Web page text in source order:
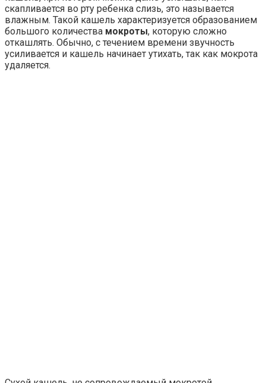
скапливается во рту ребенка слизь, это называется
влажным. Такой кашель характеризуется образованием
большого количества мокроты, которую сложно
откашлять. Обычно, с течением времени звучность
усиливается и кашель начинает утихать, так как мокрота
удаляется.